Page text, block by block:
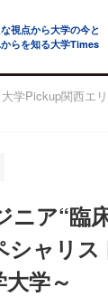
視点から大学の今と
らを知る大学Times
大学Pickup関西エ
ニア“臨
シャリ
学～